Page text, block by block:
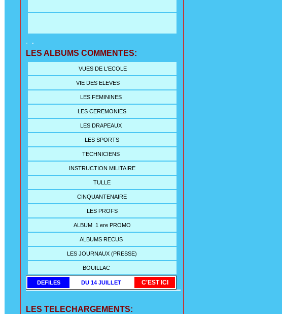
. .
LES ALBUMS COMMENTES:
VUES DE L'ECOLE
VIE DES ELEVES
LES FEMININES
LES CEREMONIES
LES DRAPEAUX
LES SPORTS
TECHNICIENS
INSTRUCTION MILITAIRE
TULLE
CINQUANTENAIRE
LES PROFS
ALBUM 1 ere PROMO
ALBUMS RECUS
LES JOURNAUX (PRESSE)
BOUILLAC
DEFILES DU 14 JUILLET C'EST ICI
LES TELECHARGEMENTS: